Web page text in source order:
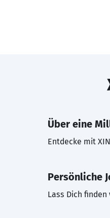
Über eine
Entdecke mit
Persönliche
Lass Dich